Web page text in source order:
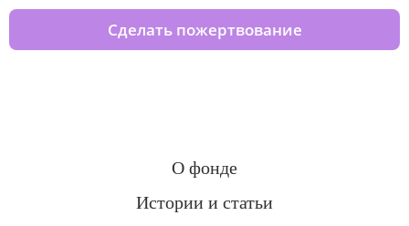
Сделать пожертвование
О фонде
Истории и статьи